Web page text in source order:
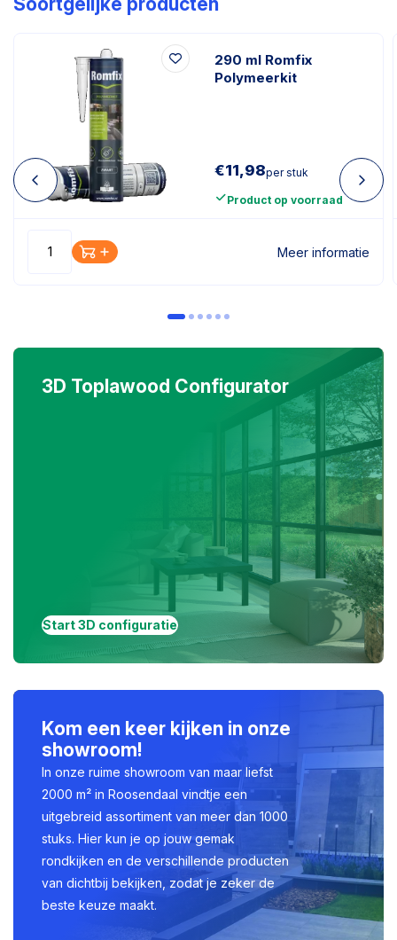
290 ml Romfix
Polymeerkit
€11,98per stuk
Product op voorraad
Meer informatie
3D Toplawood Configurator
Start 3D configuratie
Kom een keer kijken in onze
showroom!
In onze ruime showroom van maar liefst
2000 m² in Roosendaal vindtje een
uitgebreid assortiment van meer dan 1000
stuks. Hier kun je op jouw gemak
rondkijken en de verschillende producten
van dichtbij bekijken, zodat je zeker de
beste keuze maakt.